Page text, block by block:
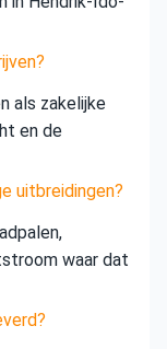
als zakelijke
en de
uitbreidingen?
waar dat